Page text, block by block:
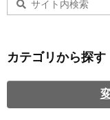
カテゴリから探す